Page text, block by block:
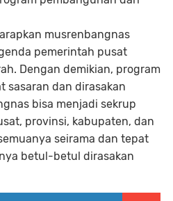
musrenbangnas
pemerintah pusat
Dengan demikian, program
sasaran dan dirasakan
bisa menjadi sekrup
provinsi, kabupaten, dan
seirama dan tepat
betul-betul dirasakan